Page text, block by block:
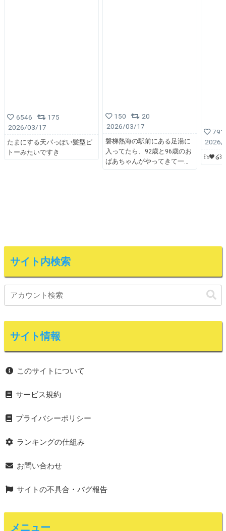
6546
175
2026/03/17
たまにする天パっぽい髪型ピ
トーみたいですき
150
20
2026/03/17
磐梯熱海の駅前にある足湯に
入ってたら、92歳と96歳のお
ばあちゃんがやってきて一
791
2026/
꒰ঌ🖤໒꒱
サイト内検索
サイト情報
このサイトについて
サービス規約
プライバシーポリシー
ランキングの仕組み
お問い合わせ
サイトの不具合・バグ報告
メニュー